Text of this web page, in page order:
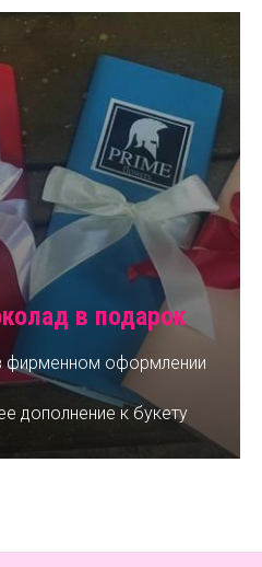
в подарок
оформлении
дополнение к букету